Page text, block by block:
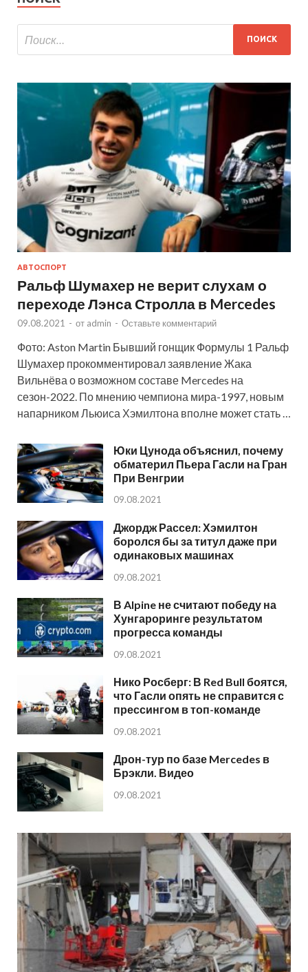
АВТОСПОРТ
Ральф Шумахер не верит слухам о
переходе Лэнса Стролла в Mercedes
09.08.2021 - от admin - Оставьте комментарий
Фото: Aston Martin Бывший гонщик Формулы 1 Ральф
Шумахер прокомментировал заявление Жака
Вильнёва о возможном составе Mercedes на
сезон-2022. По мнению чемпиона мира-1997, новым
напарником Льюиса Хэмилтона вполне может стать …
Юки Цунода объяснил, почему
обматерил Пьера Гасли на Гран
При Венгрии
09.08.2021
Джордж Рассел: Хэмилтон
боролся бы за титул даже при
одинаковых машинах
09.08.2021
В Alpine не считают победу на
Хунгароринге результатом
прогресса команды
09.08.2021
Нико Росберг: В Red Bull боятся,
что Гасли опять не справится с
прессингом в топ-команде
09.08.2021
Дрон-тур по базе Mercedes в
Брэкли. Видео
09.08.2021